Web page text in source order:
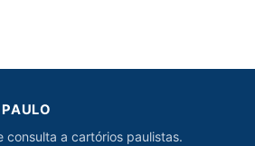
consulta a cartórios paulistas.